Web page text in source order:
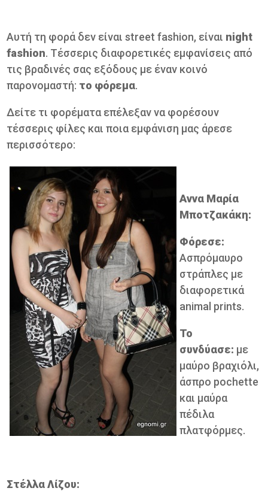
Αυτή τη φορά δεν είναι street fashion, είναι night
fashion. Τέσσερις διαφορετικές εμφανίσεις από
τις βραδινές σας εξόδους με έναν κοινό
παρονομαστή: το φόρεμα.
Δείτε τι φορέματα επέλεξαν να φορέσουν
τέσσερις φίλες και ποια εμφάνιση μας άρεσε
περισσότερο:
Αννα Μαρία
Μποτζακάκη:
Φόρεσε:
Ασπρόμαυρο
στράπλες με
διαφορετικά
animal prints.
Το
συνδύασε: με
μαύρο βραχιόλι,
άσπρο pochette
και μαύρα
πέδιλα
πλατφόρμες.
Στέλλα Λίζου: